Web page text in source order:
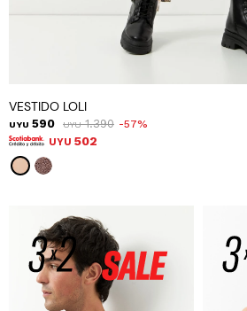
VESTIDO LOLI
UYU 590 UYU 1.390 57
UYU 502